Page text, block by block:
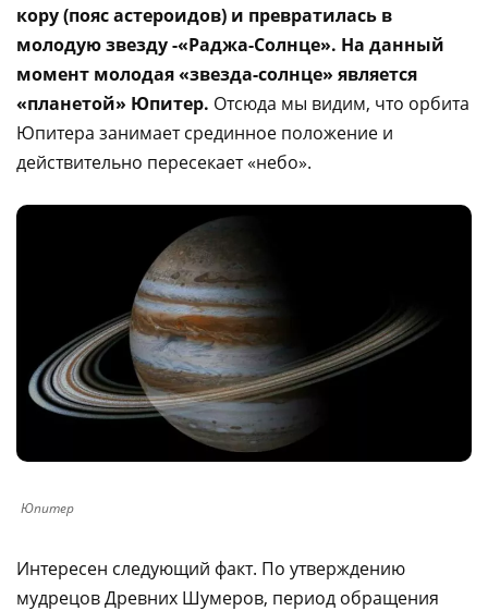
кору (пояс астероидов) и превратилась в
молодую звезду -«Раджа-Солнце». На данный
момент молодая «звезда-солнце» является
«планетой» Юпитер. Отсюда мы видим, что орбита
Юпитера занимает срединное положение и
действительно пересекает «небо».
Юпитер
Интересен следующий факт. По утверждению
мудрецов Древних Шумеров, период обращения